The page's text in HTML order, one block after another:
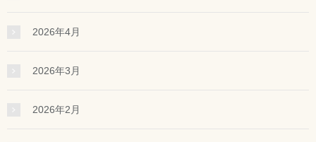
2026年4月
2026年3月
2026年2月